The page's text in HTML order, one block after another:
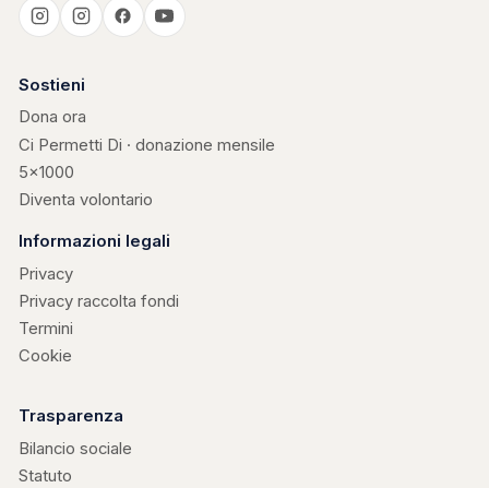
Casa Kerigma
Sostieni
Dona ora
Ci Permetti Di · donazione mensile
5×1000
Diventa volontario
Informazioni legali
Privacy
Privacy raccolta fondi
Termini
Cookie
Trasparenza
Bilancio sociale
Statuto